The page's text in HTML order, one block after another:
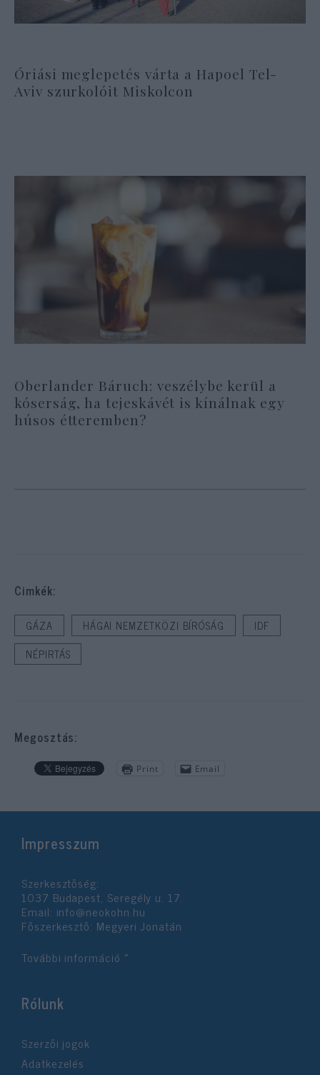
Óriási meglepetés várta a Hapoel Tel-
Aviv szurkolóit Miskolcon
Oberlander Báruch: veszélybe kerül a
kóserság, ha tejeskávét is kínálnak egy
húsos étteremben?
Cimkék:
GÁZA HÁGAI NEMZETKÖZI BÍRÓSÁG
IDF
NÉPIRTÁS
Megosztás:
Print Email
Impresszum
Szerkesztőség:
1037 Budapest, Seregély u. 17.
Email: info@neokohn.hu
Főszerkesztő: Megyeri Jonatán
További információ »
Rólunk
Szerzői jogok
Adatkezelés